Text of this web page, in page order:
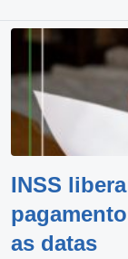
INSS
as datas